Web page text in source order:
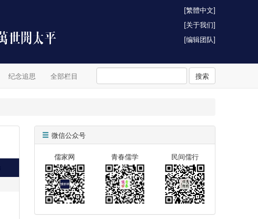
[繁體中文]
[关于我们]
[编辑团队]
纪念追思 全部栏目 搜索
微信公众号
儒家网 青春儒学 民间儒行